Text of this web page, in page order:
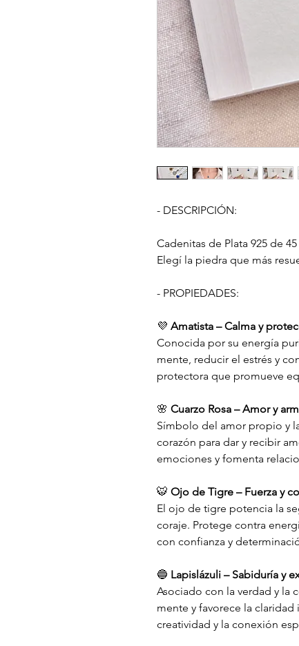
- DESCRIPCIÓN:
Cadenitas de Plata 925 de
Elegí la piedra que más
- PROPIEDADES:
💜 Amatista – Calma y
Conocida por su energía
mente, reducir el estrés y
protectora que promueve
🌸 Cuarzo Rosa – Amor y
Símbolo del amor propio y
corazón para dar y recibir
emociones y fomenta
🐯 Ojo de Tigre – Fuerza y
El ojo de tigre potencia la
coraje. Protege contra
con confianza y
🔵 Lapislázuli – Sabiduría y
Asociado con la verdad y la
mente y favorece la
creatividad y la conexión